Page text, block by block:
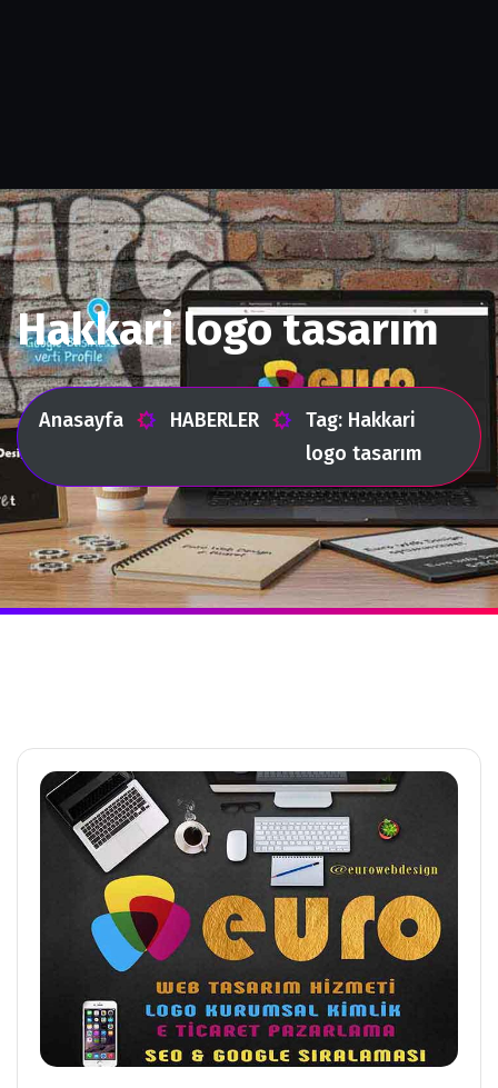
Hakkari logo tasarım
Anasayfa HABERLER
Tag: Hakkari
logo tasarım